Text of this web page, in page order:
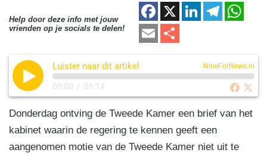
Help door deze info met jouw
vrienden op je socials te delen!
F
a
c
e
o
o
k
X
Li
e
n
T
gr
a
m
s
A
p
E
aile
Luister naar dit artikel NineForNews.nl
00:00 / 01:14
Donderdag ontving de Tweede Kamer een brief van het
kabinet waarin de regering te kennen geeft een
aangenomen motie van de Tweede Kamer niet uit te